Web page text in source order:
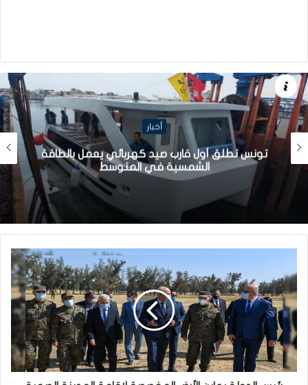
أخبار
تونس تطلق أول قارب صيد كهربائي يعمل بالطاقة
الشمسية في المتوسط